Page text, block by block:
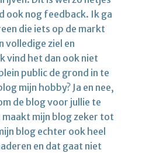
ook nog feedback. Ik ga
die iets op de markt
volledige ziel en
vind het dan ook niet
public de grond in te
mijn hobby? Ja en nee,
de blog voor jullie te
maakt mijn blog zeker tot
blog echter ook heel
en dat gaat niet